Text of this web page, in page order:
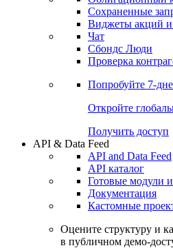
Сохраненные
Виджеты акций и
Чат
Сбондс Люди
Проверка
Попробуйте 7-
Откройте
Получить доступ
API & Data Feed
API and Data Feed
API каталог
Готовые модули
Документация
Кастомные
Оцените структуру и
в публичном демо-